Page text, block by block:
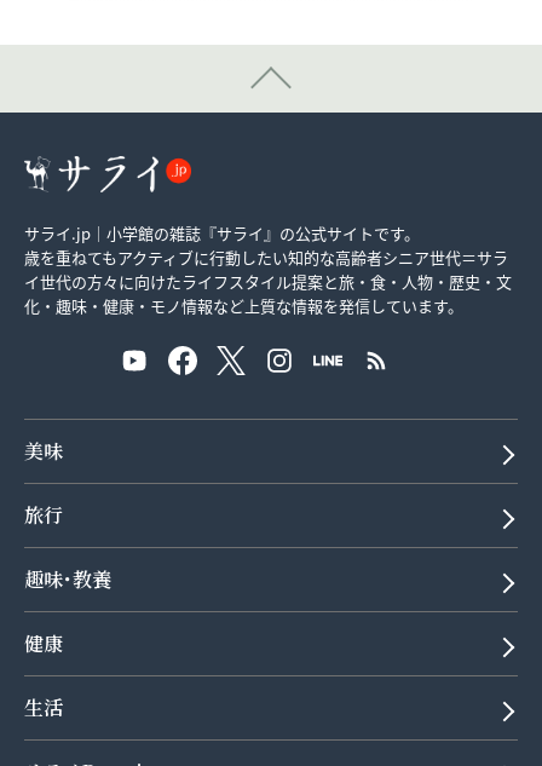
サライ.jp｜小学館の雑誌『サライ』の公式サイトです。
歳を重ねてもアクティブに行動したい知的な高齢者シニア世代＝サラ
イ世代の方々に向けたライフスタイル提案と旅・食・人物・歴史・文
化・趣味・健康・モノ情報など上質な情報を発信しています。
美味
旅行
趣味･教養
健康
生活